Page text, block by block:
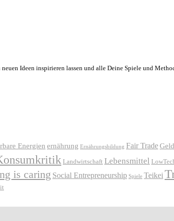
Ideen inspirieren lassen und alle Deine Spiele und
Energien ernährung Ernährungsbildung Fair TradeGeld
Landwirtschaft Lebensmittel
is caring Social Entrepreneurship Spiele Teikei